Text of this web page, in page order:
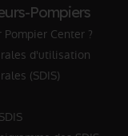
Pompiers
Center ?
d'utilisation
(SDIS)